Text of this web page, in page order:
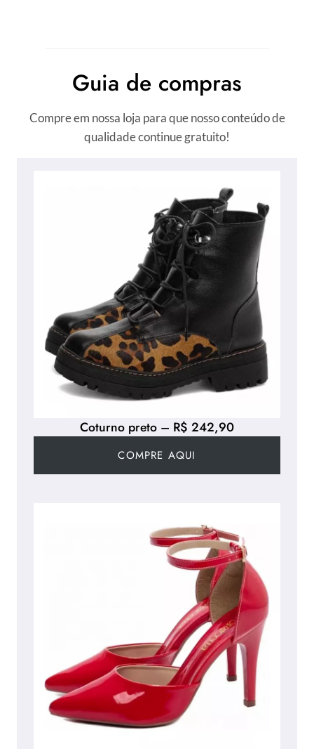
Guia de compras
Compre em nossa loja para que nosso conteúdo de
qualidade continue gratuito!
Coturno preto – R$ 242,90
COMPRE AQUI